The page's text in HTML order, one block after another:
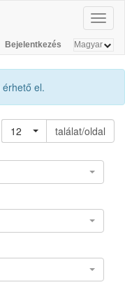
Bejelentkezés
érhető el.
12
találat/oldal